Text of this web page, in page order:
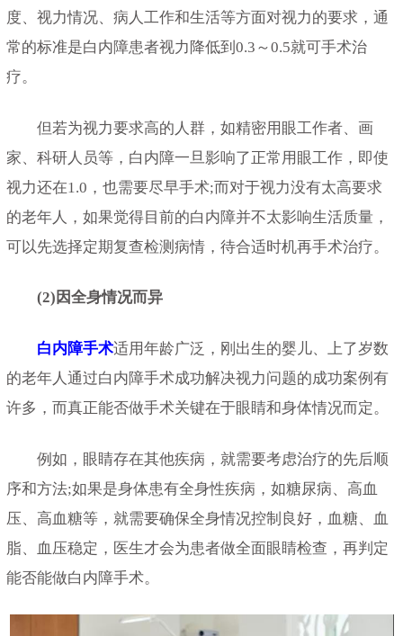
度、视力情况、病人工作和生活等方面对视力的要求，通
常的标准是白内障患者视力降低到0.3～0.5就可手术治
疗。
但若为视力要求高的人群，如精密用眼工作者、画
家、科研人员等，白内障一旦影响了正常用眼工作，即使
视力还在1.0，也需要尽早手术;而对于视力没有太高要求
的老年人，如果觉得目前的白内障并不太影响生活质量，
可以先选择定期复查检测病情，待合适时机再手术治疗。
(2)因全身情况而异
白内障手术适用年龄广泛，刚出生的婴儿、上了岁数
的老年人通过白内障手术成功解决视力问题的成功案例有
许多，而真正能否做手术关键在于眼睛和身体情况而定。
例如，眼睛存在其他疾病，就需要考虑治疗的先后顺
序和方法;如果是身体患有全身性疾病，如糖尿病、高血
压、高血糖等，就需要确保全身情况控制良好，血糖、血
脂、血压稳定，医生才会为患者做全面眼睛检查，再判定
能否能做白内障手术。